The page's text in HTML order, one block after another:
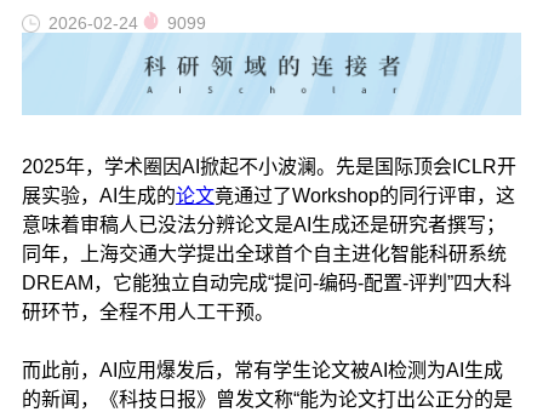
2026-02-24 9099
2025年，学术圈因AI掀起不小波澜。先是国际顶会ICLR开
展实验，AI生成的论文竟通过了Workshop的同行评审，这
意味着审稿人已没法分辨论文是AI生成还是研究者撰写；
同年，上海交通大学提出全球首个自主进化智能科研系统
DREAM，它能独立自动完成“提问-编码-配置-评判”四大科
研环节，全程不用人工干预。
而此前，AI应用爆发后，常有学生论文被AI检测为AI生成
的新闻，《科技日报》曾发文称“能为论文打出公正分的是